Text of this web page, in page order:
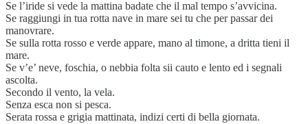
Se l’iride si vede la mattina badate che il mal tempo s’avvicina.
Se raggiungi in tua rotta nave in mare sei tu che per passar dei
manovrare.
Se sulla rotta rosso e verde appare, mano al timone, a dritta tieni il
mare.
Se v’e’ neve, foschia, o nebbia folta sii cauto e lento ed i segnali
ascolta.
Secondo il vento, la vela.
Senza esca non si pesca.
Serata rossa e grigia mattinata, indizi certi di bella giornata.